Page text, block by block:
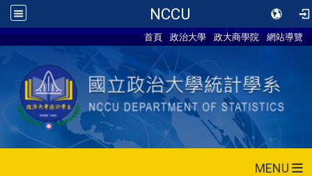
NCCU
首頁 政治大學 政大商學院 網站導覽
MENU